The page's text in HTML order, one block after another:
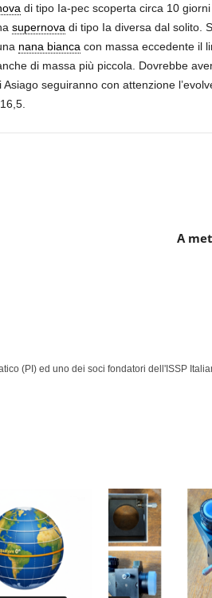
di tipo Ia-pec scoperta circa 10
supernova di tipo Ia diversa dal solito.
nana bianca con massa eccedente il
di massa più piccola. Dovrebbe
seguiranno con attenzione
A
(PI) ed uno dei soci fondatori dell'ISSP